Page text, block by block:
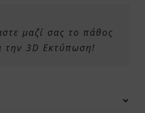
μαζί σας το πάθος
την 3D Εκτύπωση!